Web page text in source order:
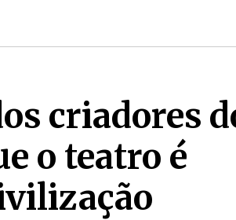
criadores
o teatro é